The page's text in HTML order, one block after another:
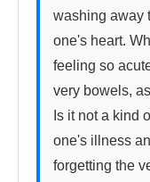
washing away
one's heart.
feeling so
very bowels,
Is it not a kind
one's illness
forgetting the